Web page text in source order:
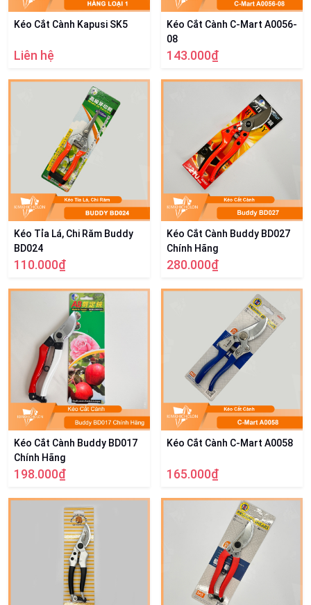
Kéo Cắt Cành Kapusi SK5
Liên hệ
Kéo Cắt Cành C-Mart A0056-
08
143.000₫
Kéo Tỉa Lá, Chi Răm Buddy
BD024
110.000₫
Kéo Cắt Cành Buddy BD027
Chính Hãng
280.000₫
Kéo Cắt Cành Buddy BD017
Chính Hãng
198.000₫
Kéo Cắt Cành C-Mart A0058
165.000₫